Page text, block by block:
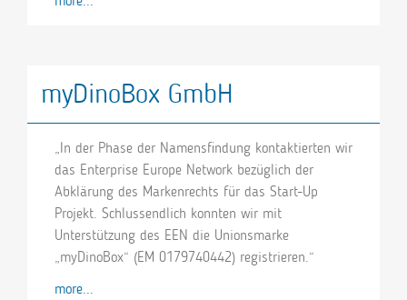
myDinoBox GmbH
„In der Phase der Namensfindung kontaktierten wir
das Enterprise Europe Network bezüglich der
Abklärung des Markenrechts für das Start-Up
Projekt. Schlussendlich konnten wir mit
Unterstützung des EEN die Unionsmarke
„myDinoBox“ (EM 0179740442) registrieren.“
more...